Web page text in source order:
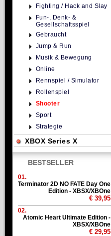
Fighting / Hack and Slay
Fun-, Denk- &
Gesellschaftsspiel
Gebraucht
Jump & Run
Musik & Bewegung
Online
Rennspiel / Simulator
Rollenspiel
Shooter
Sport
Strategie
XBOX Series X
BESTSELLER
01.
Terminator 2D NO FATE Day One
Edition - XBSX/XBOne
€ 39,95
02.
Atomic Heart Ultimate Edition -
XBSX/XBOne
€ 29,95